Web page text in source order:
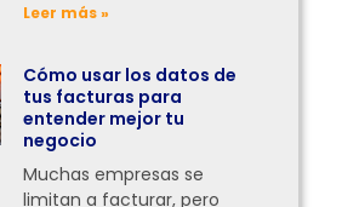
Leer más »
Cómo usar los datos de
tus facturas para
entender mejor tu
negocio
Muchas empresas se
limitan a facturar, pero